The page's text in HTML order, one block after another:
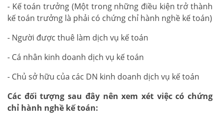
- Kế toán trưởng (Một trong những điều kiện trở thành
kế toán trưởng là phải có chứng chỉ hành nghề kế toán)
- Người được thuê làm dịch vụ kế toán
- Cá nhân kinh doanh dịch vụ kế toán
- Chủ sở hữu của các DN kinh doanh dịch vụ kế toán
Các đối tượng sau đây nên xem xét việc có chứng
chỉ hành nghề kế toán: